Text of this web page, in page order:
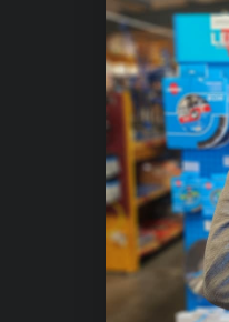
Qui sommes-nous?
Nous contacter
Fabriquants
Demande de devis
BLOG
Partenaires